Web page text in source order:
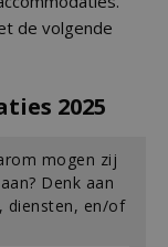
de volgende
2025
mogen zij
Denk aan
diensten, en/of